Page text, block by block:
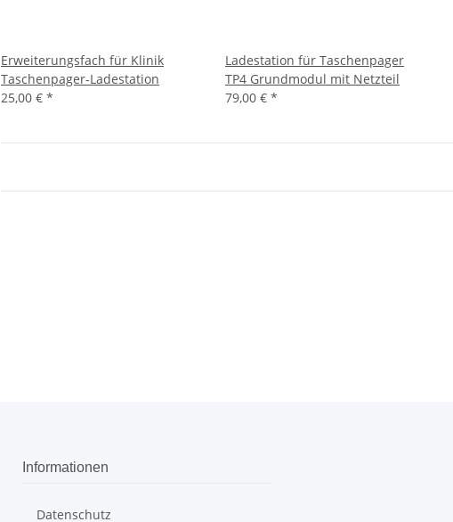
Erweiterungsfach für Klinik
Taschenpager-Ladestation
25,00 € *
Ladestation für Taschenpager
TP4 Grundmodul mit Netzteil
79,00 € *
Informationen
Datenschutz